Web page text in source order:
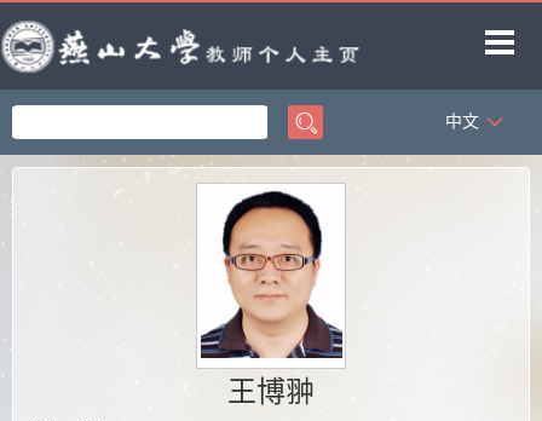
首页
科学研究
中文
王博翀